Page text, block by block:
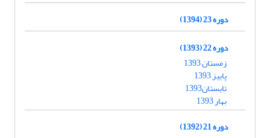
دوره 23 (1394)
دوره 22 (1393)
زمستان 1393
پاییز 1393
تابستان1393
بهار 1393
دوره 21 (1392)